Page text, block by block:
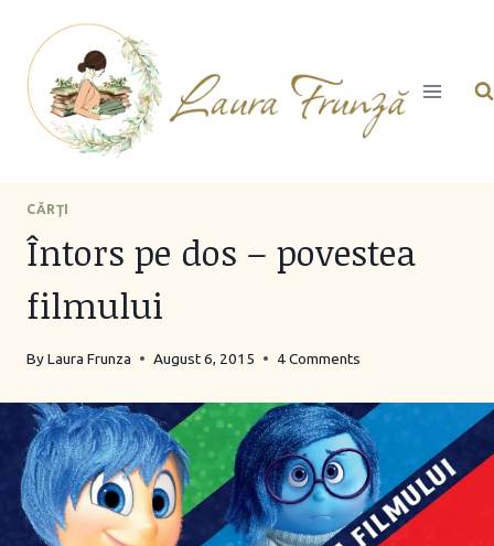
content
CĂRŢI
Întors pe dos – povestea
filmului
ByLaura Frunza August 6, 2015 4 Comments